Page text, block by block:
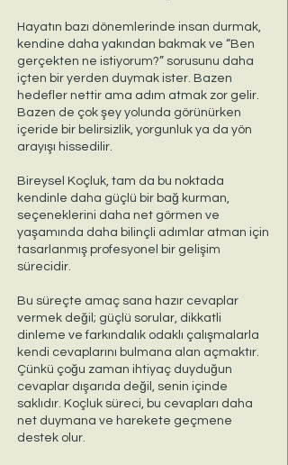
Hayatın bazı dönemlerinde insan durmak,
kendine daha yakından bakmak ve “Ben
gerçekten ne istiyorum?” sorusunu daha
içten bir yerden duymak ister. Bazen
hedefler nettir ama adım atmak zor gelir.
Bazen de çok şey yolunda görünürken
içeride bir belirsizlik, yorgunluk ya da yön
arayışı hissedilir.
Bireysel Koçluk, tam da bu noktada
kendinle daha güçlü bir bağ kurman,
seçeneklerini daha net görmen ve
yaşamında daha bilinçli adımlar atman için
tasarlanmış profesyonel bir gelişim
sürecidir.
Bu süreçte amaç sana hazır cevaplar
vermek değil; güçlü sorular, dikkatli
dinleme ve farkındalık odaklı çalışmalarla
kendi cevaplarını bulmana alan açmaktır.
Çünkü çoğu zaman ihtiyaç duyduğun
cevaplar dışarıda değil, senin içinde
saklıdır. Koçluk süreci, bu cevapları daha
net duymana ve harekete geçmene
destek olur.